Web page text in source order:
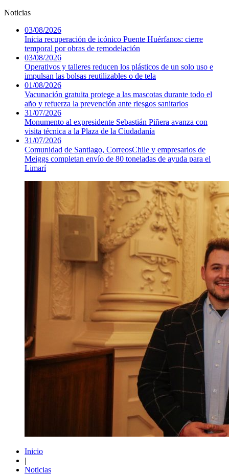
Noticias
03/08/2026
Inicia recuperación de icónico Puente Huérfanos: cierre
temporal por obras de remodelación
03/08/2026
Operativos y talleres reducen los plásticos de un solo uso e
impulsan las bolsas reutilizables o de tela
01/08/2026
Vacunación gratuita protege a las mascotas durante todo el
año y refuerza la prevención ante riesgos sanitarios
31/07/2026
Monumento al expresidente Sebastián Piñera avanza con
visita técnica a la Plaza de la Ciudadanía
31/07/2026
Comunidad de Santiago, CorreosChile y empresarios de
Meiggs completan envío de 80 toneladas de ayuda para el
Limarí
Inicio
|
Noticias